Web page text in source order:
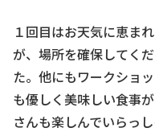
１回目はお天気に恵ま
が、場所を確保してく
た。他にもワークショ
も優しく美味しい食事
さんも楽しんでいらっ